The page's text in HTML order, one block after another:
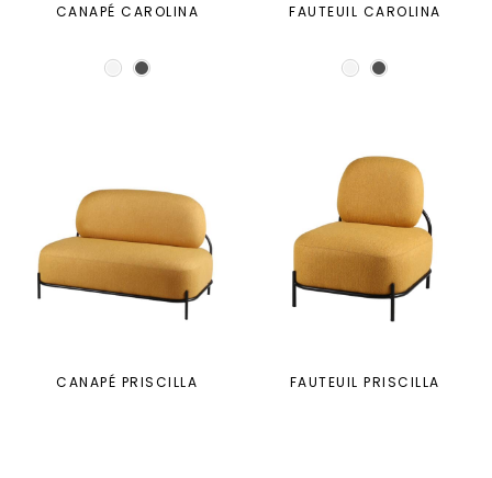
CANAPÉ CAROLINA FAUTEUIL CAROLINA
CANAPÉ PRISCILLA FAUTEUIL PRISCILLA